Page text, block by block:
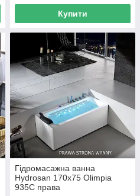
Купити
Гідромасажна ванна
Hydrosan 170x75 Olimpia
935C права